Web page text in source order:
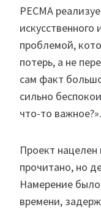
PECMA
искусственного
проблемой,
потерь, а не
сам факт
сильно
что-то важное?».
Проект
прочитано, но
Намерение
времени,